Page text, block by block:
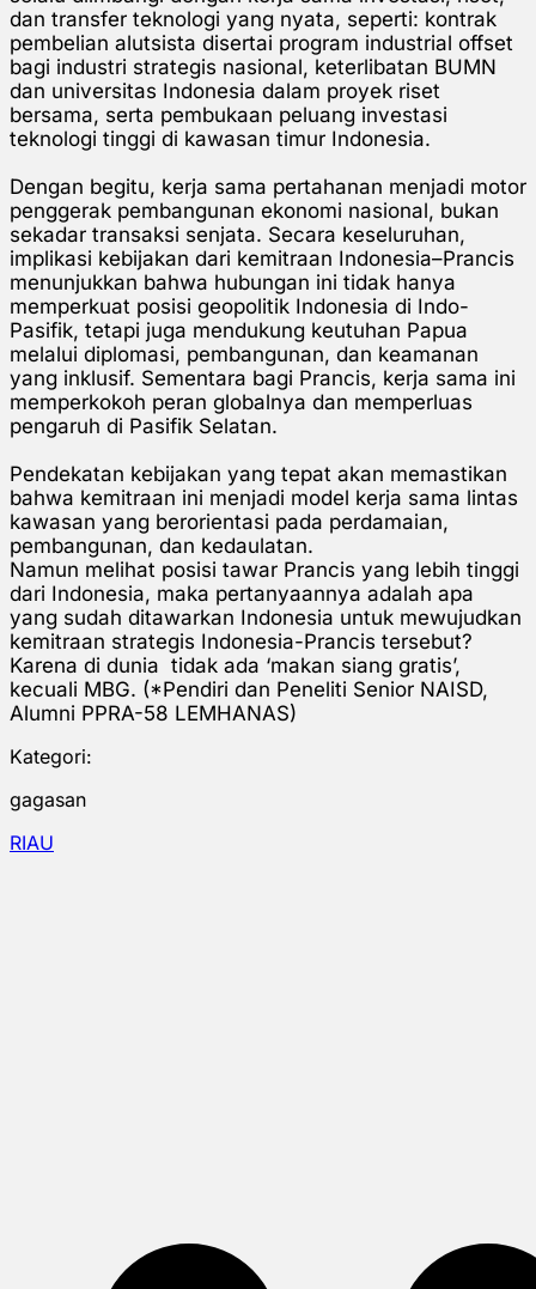
dan transfer teknologi yang nyata, seperti: kontrak
pembelian alutsista disertai program industrial offset
bagi industri strategis nasional, keterlibatan BUMN
dan universitas Indonesia dalam proyek riset
bersama, serta pembukaan peluang investasi
teknologi tinggi di kawasan timur Indonesia.
Dengan begitu, kerja sama pertahanan menjadi motor
penggerak pembangunan ekonomi nasional, bukan
sekadar transaksi senjata. Secara keseluruhan,
implikasi kebijakan dari kemitraan Indonesia–Prancis
menunjukkan bahwa hubungan ini tidak hanya
memperkuat posisi geopolitik Indonesia di Indo-
Pasifik, tetapi juga mendukung keutuhan Papua
melalui diplomasi, pembangunan, dan keamanan
yang inklusif. Sementara bagi Prancis, kerja sama ini
memperkokoh peran globalnya dan memperluas
pengaruh di Pasifik Selatan.
Pendekatan kebijakan yang tepat akan memastikan
bahwa kemitraan ini menjadi model kerja sama lintas
kawasan yang berorientasi pada perdamaian,
pembangunan, dan kedaulatan.
Namun melihat posisi tawar Prancis yang lebih tinggi
dari Indonesia, maka pertanyaannya adalah apa
yang sudah ditawarkan Indonesia untuk mewujudkan
kemitraan strategis Indonesia-Prancis tersebut?
Karena di dunia tidak ada ‘makan siang gratis’,
kecuali MBG. (*Pendiri dan Peneliti Senior NAISD,
Alumni PPRA-58 LEMHANAS)
Kategori:
gagasan
RIAU